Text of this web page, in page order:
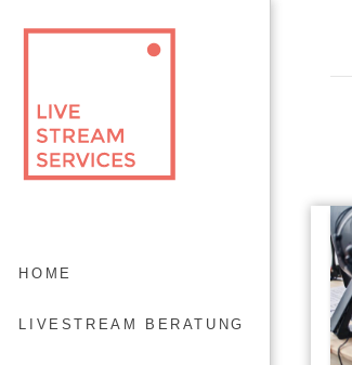
HOME
LIVESTREAM BERATUNG